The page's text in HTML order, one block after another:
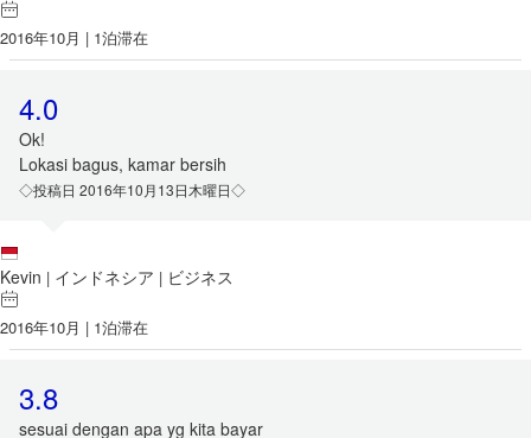
2016年10月 | 1泊滞在
4.0
Ok!
Lokasi bagus, kamar bersih
◇投稿日 2016年10月13日木曜日◇
Kevin | インドネシア | ビジネス
2016年10月 | 1泊滞在
3.8
sesuai dengan apa yg kita bayar